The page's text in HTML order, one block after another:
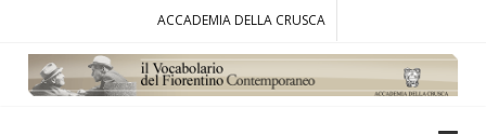
ACCADEMIA DELLA CRUSCA